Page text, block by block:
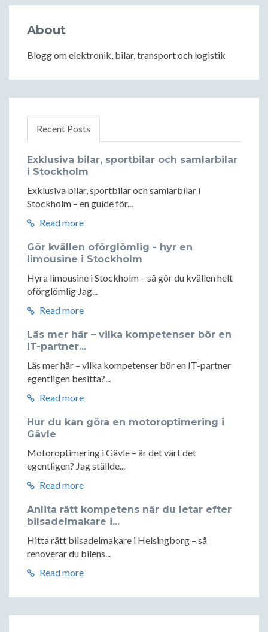
About
Blogg om elektronik, bilar, transport och logistik
Recent Posts
Exklusiva bilar, sportbilar och samlarbilar
i Stockholm
Exklusiva bilar, sportbilar och samlarbilar i
Stockholm – en guide för...
Read more
Gör kvällen oförglömlig - hyr en
limousine i Stockholm
Hyra limousine i Stockholm – så gör du kvällen helt
oförglömlig Jag...
Read more
Läs mer här – vilka kompetenser bör en
IT-partner...
Läs mer här – vilka kompetenser bör en IT-partner
egentligen besitta?...
Read more
Hur du kan göra en motoroptimering i
Gävle
Motoroptimering i Gävle – är det värt det
egentligen? Jag ställde...
Read more
Anlita rätt kompetens när du letar efter
bilsadelmakare i...
Hitta rätt bilsadelmakare i Helsingborg – så
renoverar du bilens...
Read more